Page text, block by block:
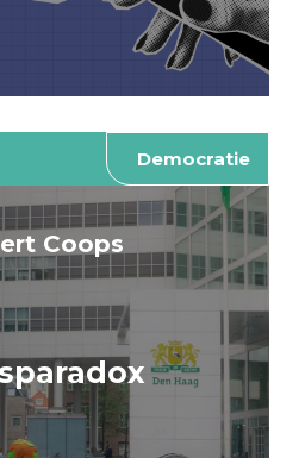
Democratie
Coops